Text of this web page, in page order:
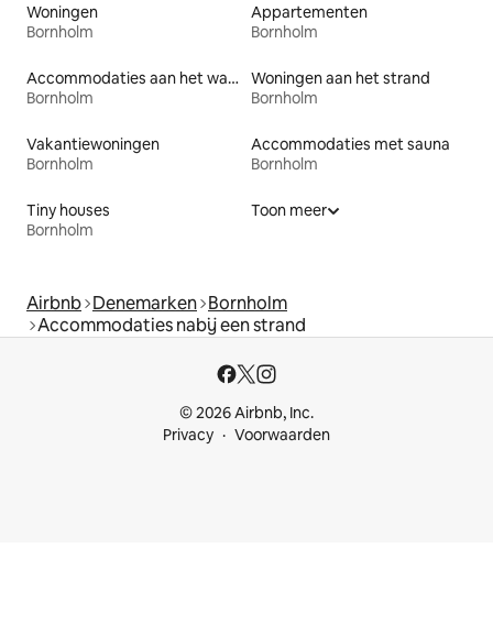
Woningen
Bornholm
Appartementen
Bornholm
Accommodaties aan het water
Bornholm
Woningen aan het strand
Bornholm
Vakantiewoningen
Bornholm
Accommodaties met sauna
Bornholm
Tiny houses
Bornholm
Toon meer
Airbnb Denemarken Bornholm
Accommodaties nabij een strand
© 2026 Airbnb, Inc.
Privacy
Voorwaarden